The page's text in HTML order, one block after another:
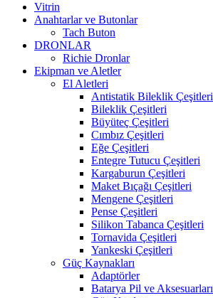
Vitrin
Anahtarlar ve Butonlar
Tach Buton
DRONLAR
Richie Dronlar
Ekipman ve Aletler
El Aletleri
Antistatik Bileklik Çeşitleri
Bileklik Çeşitleri
Büyüteç Çeşitleri
Cımbız Çeşitleri
Eğe Çeşitleri
Entegre Tutucu Çeşitleri
Kargaburun Çeşitleri
Maket Bıçağı Çeşitleri
Mengene Çeşitleri
Pense Çeşitleri
Silikon Tabanca Çeşitleri
Tornavida Çeşitleri
Yankeski Çeşitleri
Güç Kaynakları
Adaptörler
Batarya Pil ve Aksesuarları